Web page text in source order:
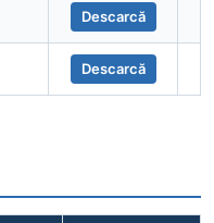
Descarcă
Descarcă